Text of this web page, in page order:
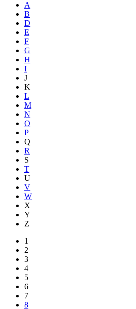
A
B
D
E
F
G
H
I
J
K
L
M
N
O
P
Q
R
S
T
U
V
W
X
Y
Z
1
2
3
4
5
6
7
8